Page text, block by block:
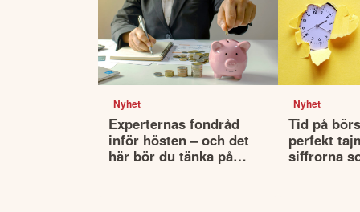
Nyhet
Experternas fondråd
inför hösten – och det
här bör du tänka på
Nyhet
Tid på
perfekt
siffrorna